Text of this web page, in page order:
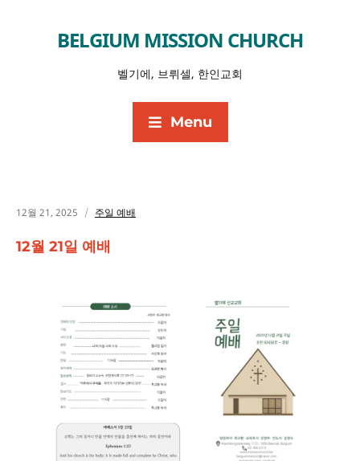
BELGIUM MISSION CHURCH
벨기에, 브뤼셀, 한인교회
Menu
12월 21, 2025 주일 예배
12월 21일 예배